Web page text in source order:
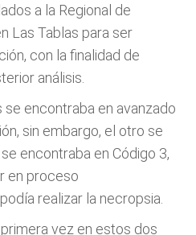
a la Regional de
Las Tablas para ser
con la finalidad de
análisis.
encontraba en avanzado
sin embargo, el otro se
encontraba en Código 3,
en proceso
realizar la necropsia.
vez en estos dos